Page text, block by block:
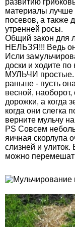
развитию
материалы лучше
посевов, а также
утренней росы.
Общий закон
НЕЛЬЗЯ!!! Ведь
Исли
доски и ходите
МУЛЬЧИ простые.
раньше - пусть
весной, наоборот,
дорожки, а когда
когда они слегка
верните мульчу
PS Совсем
яичная скорлупа
слизней и
можно